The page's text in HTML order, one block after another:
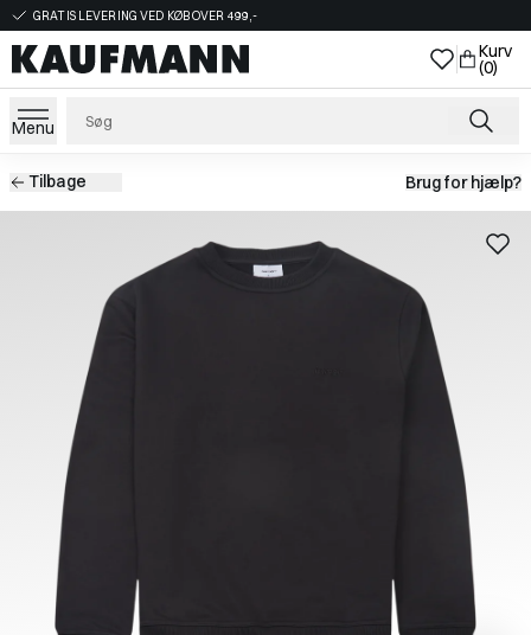
GRATIS LEVERING VED KØB OVER 499,-
Kurv
(0)
Menu
Tilbage Brug for hjælp?